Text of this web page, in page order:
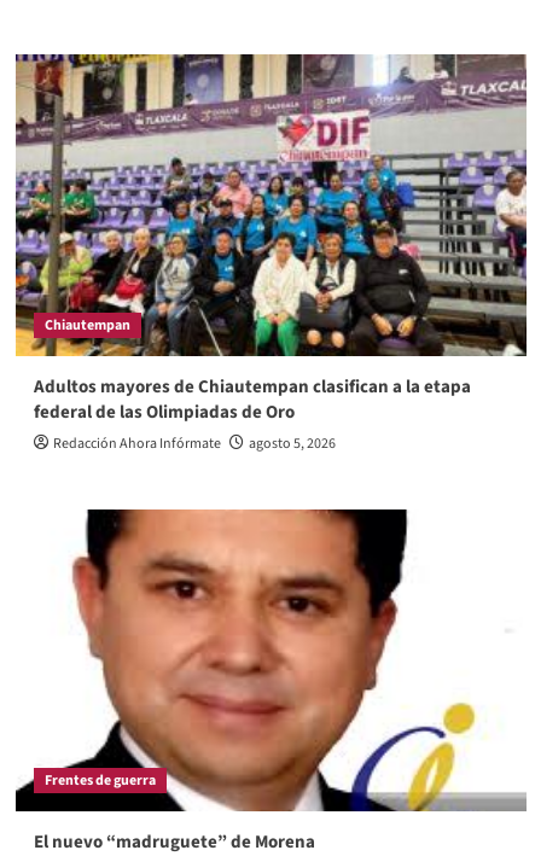
Chiautempan
Adultos mayores de Chiautempan clasifican a la etapa
federal de las Olimpiadas de Oro
Redacción Ahora Infórmate agosto 5, 2026
Frentes de guerra
El nuevo “madruguete” de Morena